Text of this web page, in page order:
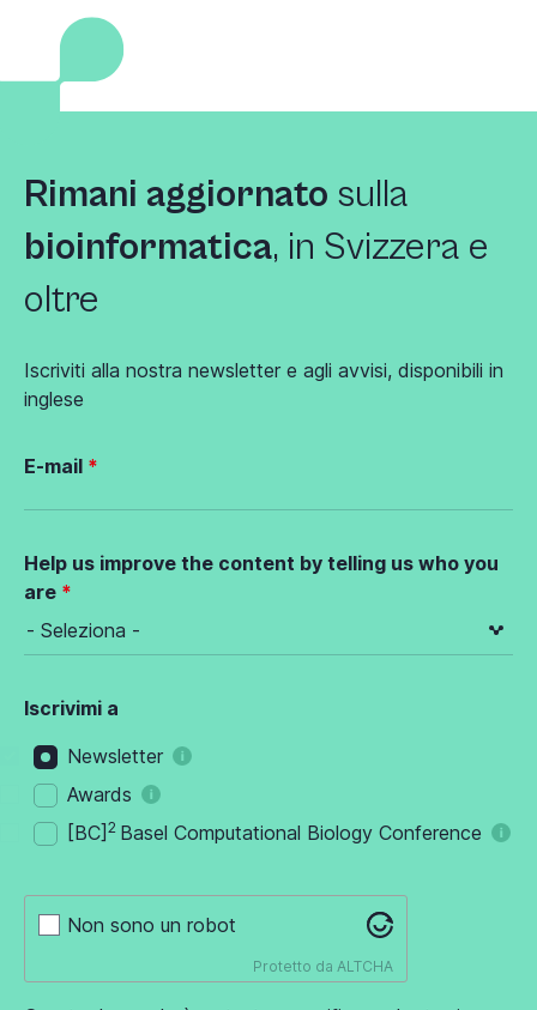
Rimani aggiornato sulla
bioinformatica, in Svizzera e
oltre
Iscriviti alla nostra newsletter e agli avvisi, disponibili in
inglese
E-mail
Help us improve the content by telling us who you
are
Iscrivimi a
Newsletter
Awards
[BC] 2 Basel Computational Biology Conference
Non sono un robot
Protetto da ALTCHA